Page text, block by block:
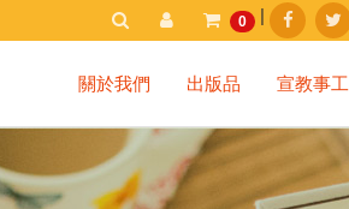
0 |
關於我們 出版品 宣教事工